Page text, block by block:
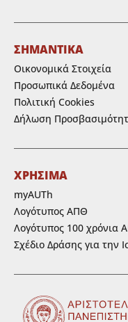
ΣΗΜΑΝΤΙΚΑ
Οικονομικά Στοιχεία
Προσωπικά Δεδομένα
Πολιτική Cookies
Δήλωση
ΧΡΗΣΙΜΑ
myAUTh
Λογότυπος ΑΠΘ
Λογότυπος 100 χρόνια
Σχέδιο Δράσης για την